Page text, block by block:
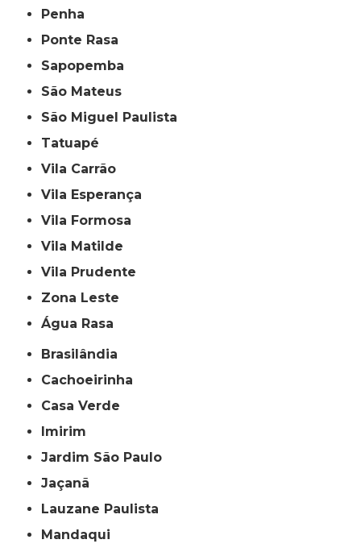
Penha
Ponte Rasa
Sapopemba
São Mateus
São Miguel Paulista
Tatuapé
Vila Carrão
Vila Esperança
Vila Formosa
Vila Matilde
Vila Prudente
Zona Leste
Água Rasa
Brasilândia
Cachoeirinha
Casa Verde
Imirim
Jardim São Paulo
Jaçanã
Lauzane Paulista
Mandaqui